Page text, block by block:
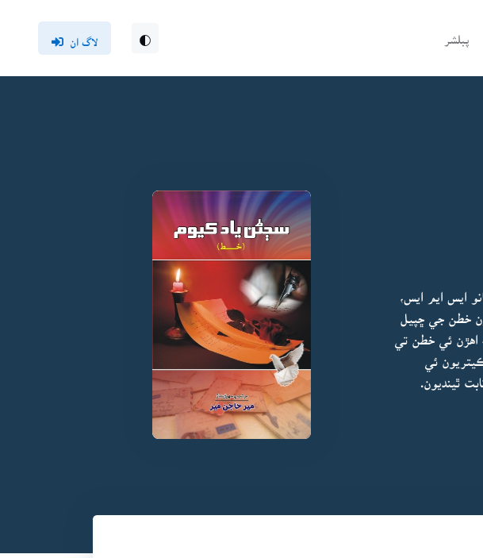
پبلشر لاگ ان
ايس ايم ايس،
خطن جي ڇپيل
اهڙن ئي خطن تي
ئي
ٿينديون.